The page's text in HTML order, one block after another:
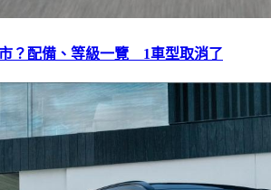
？配備、等級一覽 1車型取消了